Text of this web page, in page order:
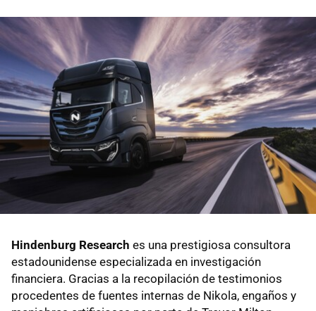
Hindenburg Research es una prestigiosa consultora
estadounidense especializada en investigación
financiera. Gracias a la recopilación de testimonios
procedentes de fuentes internas de Nikola, engaños y